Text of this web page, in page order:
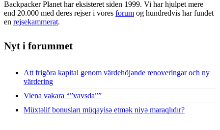
Backpacker Planet har eksisteret siden 1999. Vi har hjulpet mere
end 20.000 med deres rejser i vores forum og hundredvis har fundet
en rejsekammerat.
Nyt i forummet
Att frigöra kapital genom värdehöjande renoveringar och ny
värdering
Viena vakara “”vavsda””
Müxtəlif bonusları müqayisə etmək niyə maraqlıdır?